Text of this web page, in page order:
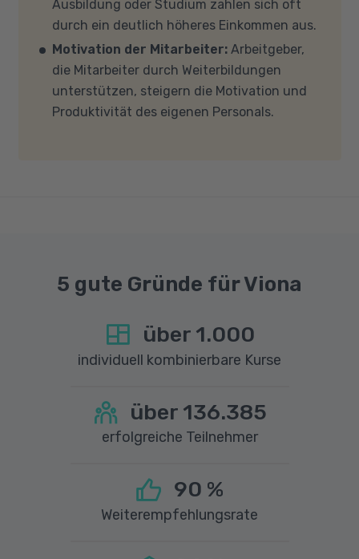
findet in Microsoft Teams statt. Bitte achten
Sie darauf, dass Ihre Sicherheitsprogramme
und -einstellungen (Anti-Viren-Programme,
Firewalls etc.) die Verbindung mit MS Teams
nicht blockieren. Bitte beachten Sie außerdem,
dass für eine reibungslose Übertragung eine
Ausbildung oder Studium zahlen sich oft
durch ein deutlich höheres Einkommen aus.
Motivation der Mitarbeiter: Arbeitgeber,
die Mitarbeiter durch Weiterbildungen
unterstützen, steigern die Motivation und
Produktivität des eigenen Personals.
5 gute Gründe für Viona
über 1.000
individuell kombinierbare Kurse
über 136.385
erfolgreiche Teilnehmer
90 %
Weiterempfehlungsrate